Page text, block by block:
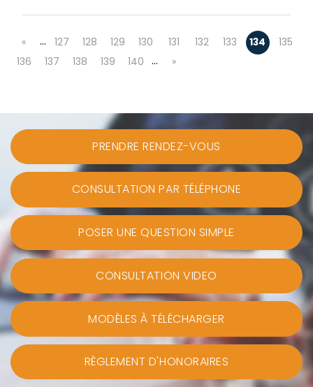
« … 127 128 129 130 131 132 133 134
135
136
137 138 139 140 … »
PRENDRE RENDEZ-VOUS
CONSULTATION PAR TÉLÉPHONE
POSER UNE QUESTION SIMPLE
CONSULTATION VIDEO
MODÈLES À TÉLÉCHARGER
RÈGLEMENT D'HONORAIRES